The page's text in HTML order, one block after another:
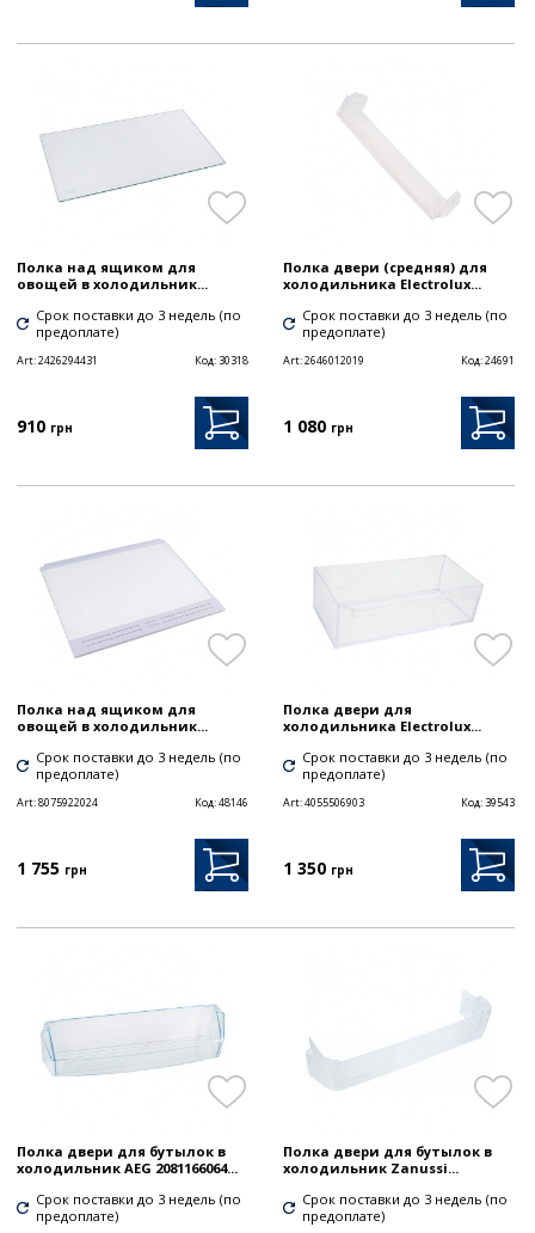
Полка над ящиком для
овощей в холодильник...
Срок поставки до 3 недель (по
предоплате)
Art:2426294431 Код: 30318
910 грн
Полка двери (средняя) для
холодильника Electrolux...
Срок поставки до 3 недель (по
предоплате)
Art:2646012019 Код:24691
1 080 грн
Полка над ящиком для
овощей в холодильник...
Срок поставки до 3 недель (по
предоплате)
Art:8075922024 Код:48146
1 755 грн
Полка двери для
холодильника Electrolux...
Срок поставки до 3 недель (по
предоплате)
Art:4055506903 Код: 39543
1 350 грн
Полка двери для бутылок в
холодильник AEG 2081166064...
Срок поставки до 3 недель (по
предоплате)
Полка двери для бутылок в
холодильник Zanussi...
Срок поставки до 3 недель (по
предоплате)